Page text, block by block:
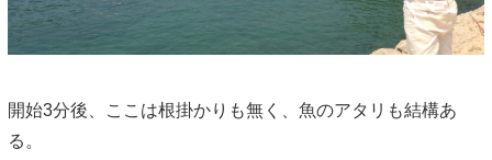
開始3分後、ここは根掛かりも無く、魚のアタリも結構あ
る。